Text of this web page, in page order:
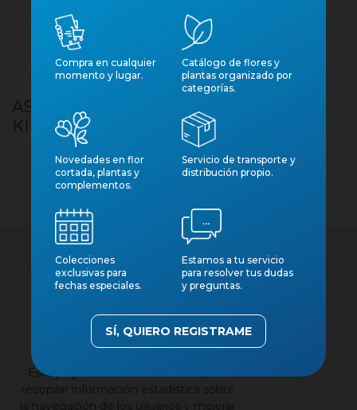
ASTROPHYTUM MYRIOSTIGMA M 7
KIKKO ONZUKA
Contacto
Aviso legal
Esta página web utiliza cookies para
recopilar información estadística sobre
la navegación de los usuarios y mejorar
×
Compra en cualquier
momento y lugar.
Catálogo de flores y
plantas organizado por
categorías.
Novedades en flor
cortada, plantas y
complementos.
Servicio de transporte y
distribución propio.
Colecciones
exclusivas para
fechas especiales.
Estamos a tu servicio
para resolver tus dudas
y preguntas.
SÍ, QUIERO REGISTRAME